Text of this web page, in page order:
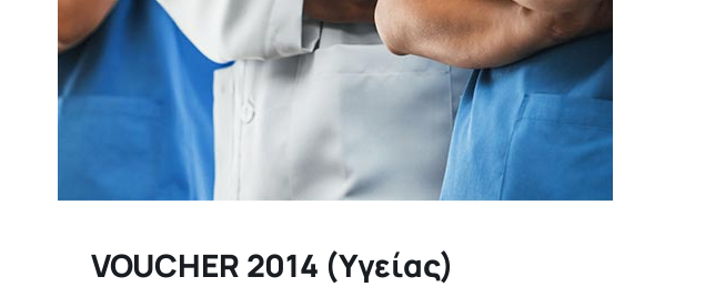
VOUCHER 2014 (Υγείας)